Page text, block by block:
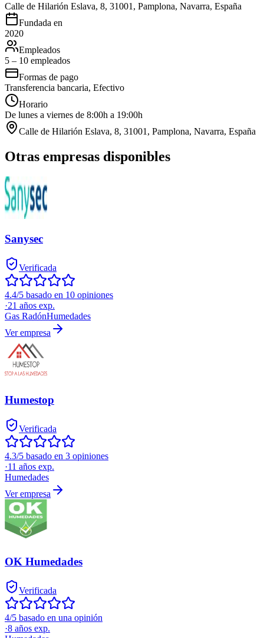
Calle de Hilarión Eslava, 8, 31001, Pamplona, Navarra, España
Fundada en
2020
Empleados
5 – 10 empleados
Formas de pago
Transferencia bancaria, Efectivo
Horario
De lunes a viernes de 8:00h a 19:00h
Calle de Hilarión Eslava, 8, 31001, Pamplona, Navarra, España
Otras empresas disponibles
Sanysec
Verificada
4.4/5 basado en 10 opiniones
·21 años exp.
Gas RadónHumedades
Ver empresa
Humestop
Verificada
4.3/5 basado en 3 opiniones
·11 años exp.
Humedades
Ver empresa
OK Humedades
Verificada
4/5 basado en una opinión
·8 años exp.